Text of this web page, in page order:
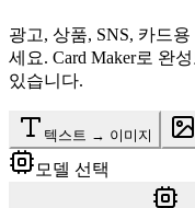
광고, 상품, SNS, 카드
세요. Card Maker로 완
있습니다.
텍스트 → 이미지
모델 선택